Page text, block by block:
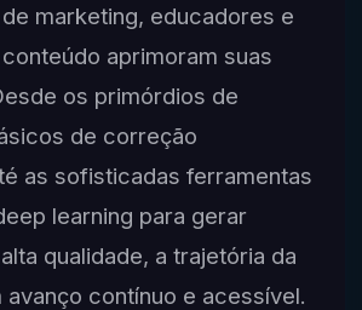
marketing, educadores e
aprimoram suas
os primórdios de
de correção
as sofisticadas ferramentas
learning para gerar
qualidade, a trajetória da
avanço contínuo e acessível.